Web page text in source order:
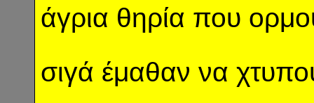
άγρια θηρία που
σιγά έμαθαν να